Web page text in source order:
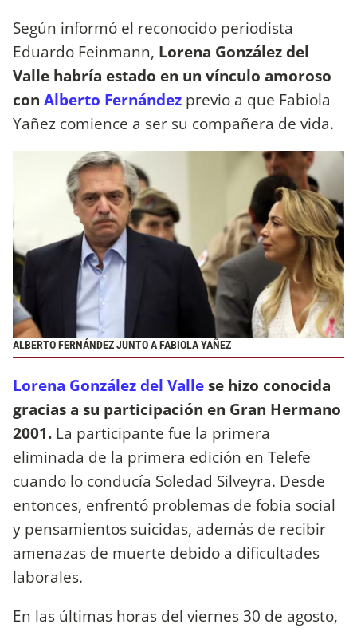
Según informó el reconocido periodista
Eduardo Feinmann, Lorena González del
Valle habría estado en un vínculo amoroso
con Alberto Fernández previo a que Fabiola
Yañez comience a ser su compañera de vida.
ALBERTO FERNÁNDEZ JUNTO A FABIOLA YAÑEZ
Lorena González del Vallese hizo conocida
gracias a su participación en Gran Hermano
2001. La participante fue la primera
eliminada de la primera edición en Telefe
cuando lo conducía Soledad Silveyra. Desde
entonces, enfrentó problemas de fobia social
y pensamientos suicidas, además de recibir
amenazas de muerte debido a dificultades
laborales.
En las últimas horas del viernes 30 de agosto,